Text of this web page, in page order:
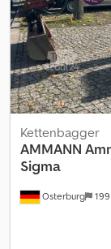
Osterburg
Kettenbagger
AMMANN
Sigma